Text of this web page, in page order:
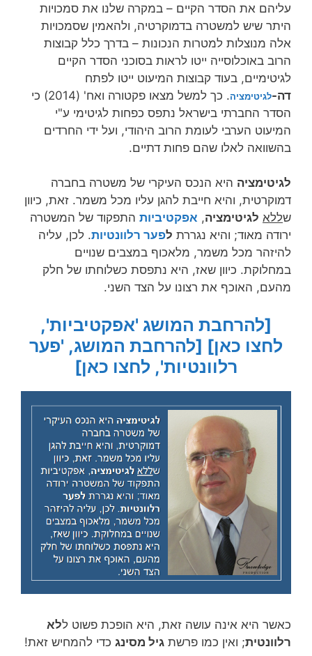
עליהם את הסדר הקיים – במקרה שלנו את סמכויות
היתר שיש למשטרה בדמוקרטיה, ולהאמין שסמכויות
אלה מנוצלות למטרות הנכונות – בדרך כלל קבוצות
הרוב באוכלוסייה ייטו לראות בסוכני הסדר הקיים
לגיטימיים, בעוד קבוצות המיעוט ייטו לפתח
דה-לגיטימציה
. כך למשל מצאו פקטורה ואח' (2014) כי
הסדר החברתי בישראל נתפס כפחות לגיטימי ע"י
המיעוט הערבי לעומת הרוב היהודי, ועל ידי החרדים
בהשוואה לאלו שהם פחות דתיים.
לגיטימציה היא הנכס העיקרי של משטרה בחברה
דמוקרטית, והיא חייבת להגן עליו מכל משמר. זאת, כיוון
שללא לגיטימציה, אפקטיביות התפקוד של המשטרה
ירודה מאוד; והיא נגררת לפער רלוונטיות. לכן, עליה
להיזהר מכל משמר, מלאכוף במצבים שנויים
במחלוקת. כיוון שאז, היא נתפסת כשלוחתו של חלק
מהעם, האוכף את רצונו על הצד השני.
[להרחבת המושג 'אפקטיביות',
לחצו כאן] [להרחבת המושג, 'פער
רלוונטיות', לחצו כאן]
כאשר היא אינה עושה זאת, היא הופכת פשוט ללא
רלוונטית; ואין כמו פרשת גיל מסינג כדי להמחיש זאת!